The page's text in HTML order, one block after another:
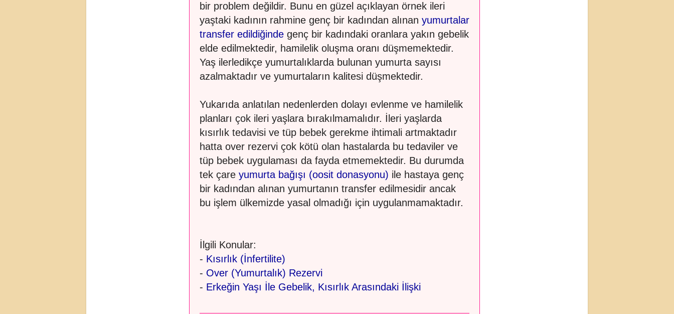
bir problem değildir. Bunu en güzel açıklayan örnek ileri
yaştaki kadının rahmine genç bir kadından alınan yumurtalar
transfer edildiğinde genç bir kadındaki oranlara yakın gebelik
elde edilmektedir, hamilelik oluşma oranı düşmemektedir.
Yaş ilerledikçe yumurtalıklarda bulunan yumurta sayısı
azalmaktadır ve yumurtaların kalitesi düşmektedir.
Yukarıda anlatılan nedenlerden dolayı evlenme ve hamilelik
planları çok ileri yaşlara bırakılmamalıdır. İleri yaşlarda
kısırlık tedavisi ve tüp bebek gerekme ihtimali artmaktadır
hatta over rezervi çok kötü olan hastalarda bu tedaviler ve
tüp bebek uygulaması da fayda etmemektedir. Bu durumda
tek çare yumurta bağışı (oosit donasyonu) ile hastaya genç
bir kadından alınan yumurtanın transfer edilmesidir ancak
bu işlem ülkemizde yasal olmadığı için uygulanmamaktadır.
İlgili Konular:
- Kısırlık (İnfertilite)
- Over (Yumurtalık) Rezervi
- Erkeğin Yaşı İle Gebelik, Kısırlık Arasındaki İlişki